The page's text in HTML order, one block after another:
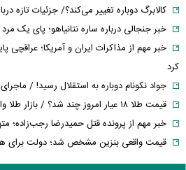
کالابرگ دوباره تغییر می‌کند؟/ جزئیات تازه
خبر جنجالی درباره ساره نتانیاهو؛ پای یک مرد ۶۰ ساله در میان است
خبر مهم از مذاکرات ایران و آمریکا؛ عراقچی
کرد
جواد نکونام دوباره به استقلال رسید! /
قیمت طلا ۱۸ عیار امروز چند شد؟ / بازار طلا وارد مسیر کاهشی شد
خبر مهم از پرونده قتل حمیدرضا رجب‌زاده؛
قیمت واقعی بنزین مشخص شد؛ دولت برای هر
افزایش نرخ حواله دلار در بازار ارز؛ قیمت